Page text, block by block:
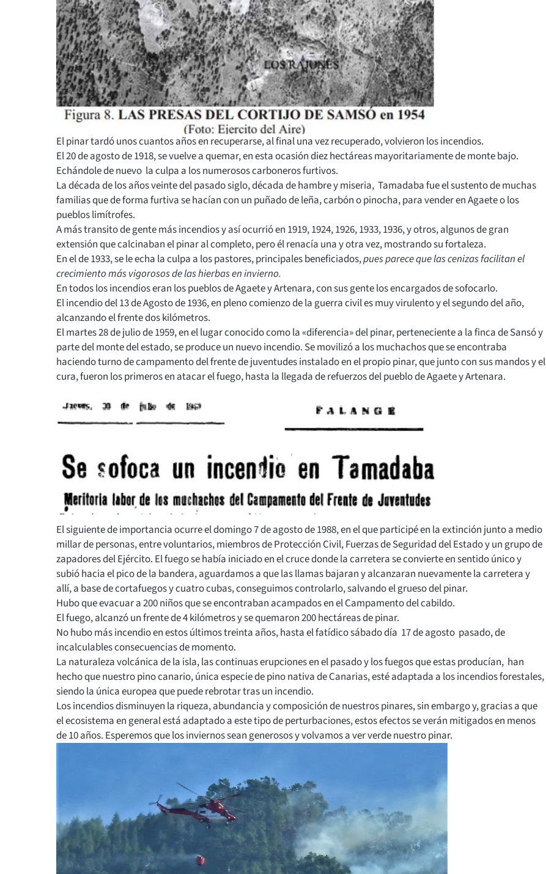
El pinar tardó unos cuantos años en recuperarse, al final una vez recuperado, volvieron los incendios.
El 20 de agosto de 1918, se vuelve a quemar, en esta ocasión diez hectáreas mayoritariamente de monte bajo.
Echándole de nuevo la culpa a los numerosos carboneros furtivos.
La década de los años veinte del pasado siglo, década de hambre y miseria, Tamadaba fue el sustento de muchas
familias que de forma furtiva se hacían con un puñado de leña, carbón o pinocha, para vender en Agaete o los
pueblos limítrofes.
A más transito de gente más incendios y así ocurrió en 1919, 1924, 1926, 1933, 1936, y otros, algunos de gran
extensión que calcinaban el pinar al completo, pero él renacía una y otra vez, mostrando su fortaleza.
En el de 1933, se le echa la culpa a los pastores, principales beneficiados,pues parece que las cenizas facilitan el
crecimiento más vigorosos de las hierbas en invierno.
En todos los incendios eran los pueblos de Agaete y Artenara, con sus gente los encargados de sofocarlo.
El incendio del 13 de Agosto de 1936, en pleno comienzo de la guerra civil es muy virulento y el segundo del año,
alcanzando el frente dos kilómetros.
El martes 28 de julio de 1959, en el lugar conocido como la «diferencia» del pinar, perteneciente a la finca de Sansó y
parte del monte del estado, se produce un nuevo incendio. Se movilizó a los muchachos que se encontraba
haciendo turno de campamento del frente de juventudes instalado en el propio pinar, que junto con sus mandos y el
cura, fueron los primeros en atacar el fuego, hasta la llegada de refuerzos del pueblo de Agaete y Artenara.
El siguiente de importancia ocurre el domingo 7 de agosto de 1988, en el que participé en la extinción junto a medio
millar de personas, entre voluntarios, miembros de Protección Civil, Fuerzas de Seguridad del Estado y un grupo de
zapadores del Ejército. El fuego se había iniciado en el cruce donde la carretera se convierte en sentido único y
subió hacia el pico de la bandera, aguardamos a que las llamas bajaran y alcanzaran nuevamente la carretera y
allí, a base de cortafuegos y cuatro cubas, conseguimos controlarlo, salvando el grueso del pinar.
Hubo que evacuar a 200 niños que se encontraban acampados en el Campamento del cabildo.
El fuego, alcanzó un frente de 4 kilómetros y se quemaron 200 hectáreas de pinar.
No hubo más incendio en estos últimos treinta años, hasta el fatídico sábado día 17 de agosto pasado, de
incalculables consecuencias de momento.
La naturaleza volcánica de la isla, las continuas erupciones en el pasado y los fuegos que estas producían, han
hecho que nuestro pino canario, única especie de pino nativa de Canarias, esté adaptada a los incendios forestales,
siendo la única europea que puede rebrotar tras un incendio.
Los incendios disminuyen la riqueza, abundancia y composición de nuestros pinares, sin embargo y, gracias a que
el ecosistema en general está adaptado a este tipo de perturbaciones, estos efectos se verán mitigados en menos
de 10 años. Esperemos que los inviernos sean generosos y volvamos a ver verde nuestro pinar.